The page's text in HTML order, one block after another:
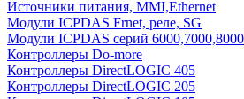
Источники питания, MMI,Ethernet
Модули ICPDAS Frnet, реле, SG
Модули ICPDAS серий 6000,7000,8000
Контроллеры Do-more
Контроллеры DirectLOGIC 405
Контроллеры DirectLOGIC 205